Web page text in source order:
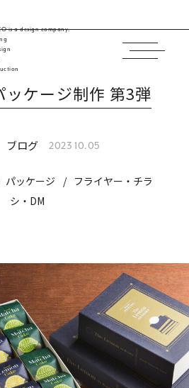
ディング・ブランディングデザイン
is a design company.
ッケージ制作 第3弾
ブログ 2023 10.05
パッケージ / フライヤー・チラ
シ・DM